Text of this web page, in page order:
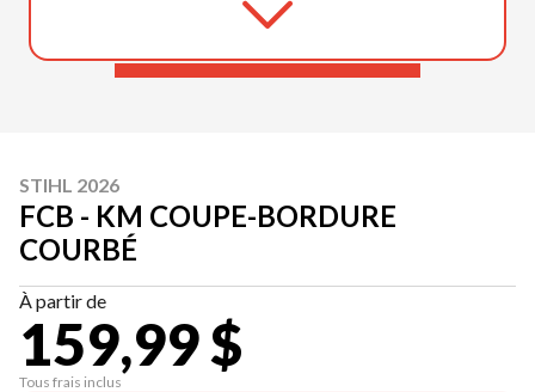
STIHL 2026
FCB - KM COUPE-BORDURE
COURBÉ
À partir de
159,99 $
Tous frais inclus